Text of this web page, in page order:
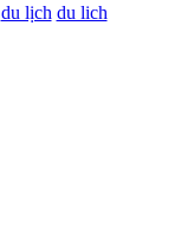
du lịch du lich